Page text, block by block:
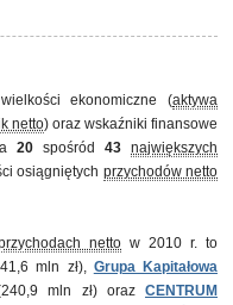
ekonomiczne (aktywa
netto) oraz wskaźniki finansowe
20spośród 43 największych
osiągniętych przychodów netto
netto w 2010 r. to
mln zł), Grupa Kapitałowa
mln zł) oraz CENTRUM